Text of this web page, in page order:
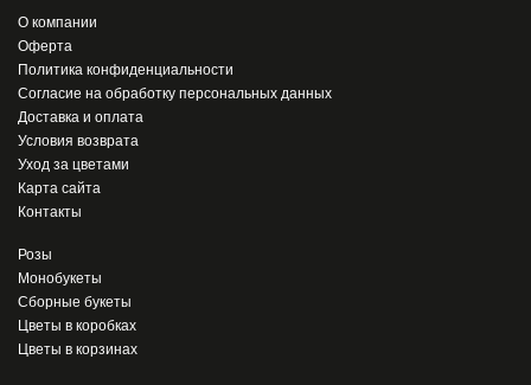
О компании
Оферта
Политика конфиденциальности
Согласие на обработку персональных данных
Доставка и оплата
Условия возврата
Уход за цветами
Карта сайта
Контакты
Розы
Монобукеты
Сборные букеты
Цветы в коробках
Цветы в корзинах